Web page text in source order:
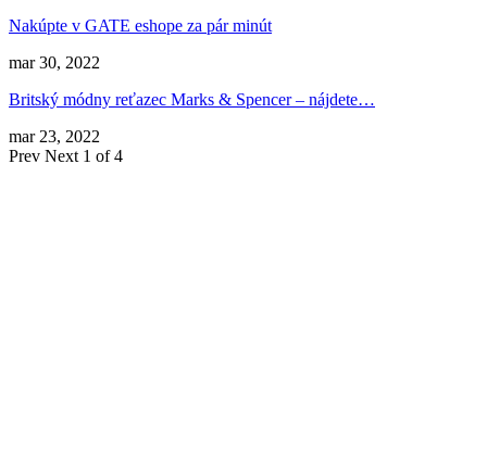
Nakúpte v GATE eshope za pár minút
mar 30, 2022
Britský módny reťazec Marks & Spencer – nájdete…
mar 23, 2022
Prev Next 1 of 4